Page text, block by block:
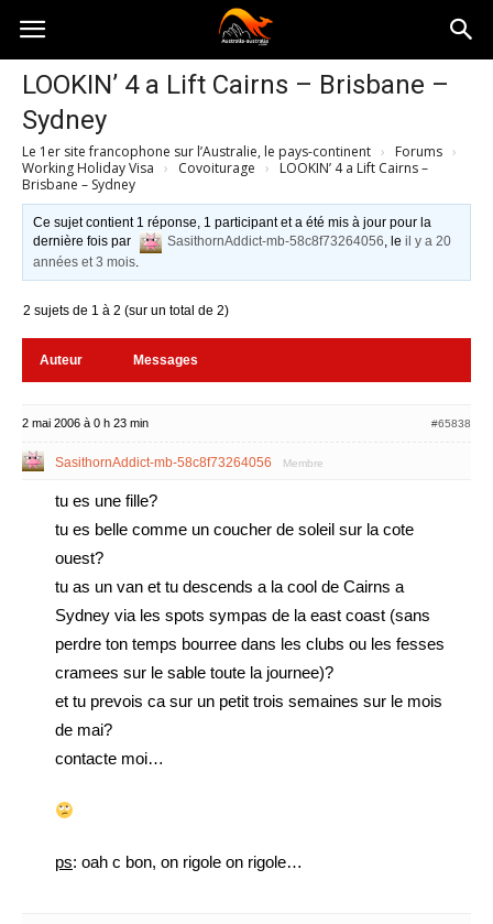
Australia-
australie.com
LOOKIN’ 4 a Lift Cairns – Brisbane –
Sydney
Le 1er site francophone sur l’Australie, le pays-continent › Forums ›
Working Holiday Visa › Covoiturage ›
LOOKIN’ 4 a Lift Cairns –
Brisbane – Sydney
Ce sujet contient 1 réponse, 1 participant et a été mis à jour pour la
dernière fois par
SasithornAddict-mb-58c8f73264056, leil y a 20
années et 3 mois.
2 sujets de 1 à 2 (sur un total de 2)
Auteur Messages
2 mai 2006 à 0 h 23 min #65838
SasithornAddict-mb-58c8f73264056 Membre
tu es une fille?
tu es belle comme un coucher de soleil sur la cote
ouest?
tu as un van et tu descends a la cool de Cairns a
Sydney via les spots sympas de la east coast (sans
perdre ton temps bourree dans les clubs ou les fesses
cramees sur le sable toute la journee)?
et tu prevois ca sur un petit trois semaines sur le mois
de mai?
contacte moi…
ps: oah c bon, on rigole on rigole…